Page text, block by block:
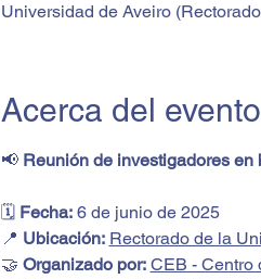
Universidad de Aveiro
Acerca del evento
📢 Reunión de investigadores
🗓️ Fecha: 6 de junio de 2025
📍 Ubicación: Rectorado de la
🤝 Organizado por: CEB - Centro